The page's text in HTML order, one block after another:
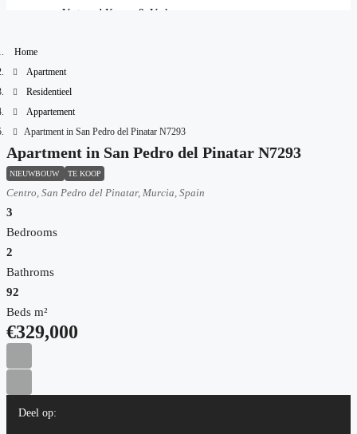
Zoek Vastgoed in Spanje
Stadswoning
Vastgoed Kopen & Verkopen
Verhuizen & Migreren naar Spanje
Hypotheken in Spanje
Onderhoud & Beheer in Spanje
Home
Apartment
Residentieel
Appartement
Apartment in San Pedro del Pinatar N7293
Apartment in San Pedro del Pinatar N7293
NIEUWBOUW TE KOOP
Centro, San Pedro del Pinatar, Murcia, Spain
Bedrooms
3
Bathroms
2
Beds m²
92
€329,000
Deel op: